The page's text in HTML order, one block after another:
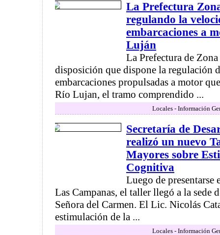
La Prefectura
regulando la
embarcaciones a
Luján
La Prefectura de
disposición que dispone la regulación
embarcaciones propulsadas a motor
Río Lujan, el tramo comprendido ...
Locales - Información
Secretaría de
realizó un nuevo
Mayores sobre
Cognitiva
Luego de
Las Campanas, el taller llegó a la sede
Señora del Carmen. El Lic. Nicolás
estimulación de la ...
Locales - Información